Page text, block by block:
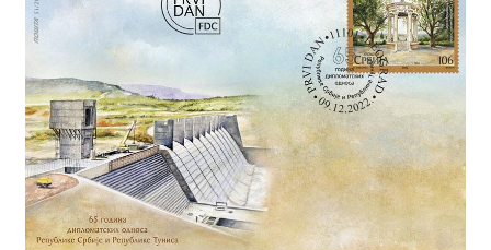
О филателији
Издања
Контакт